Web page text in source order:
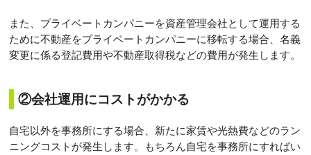
また、プライベートカンパニーを資産管理会社として運用する
ために不動産をプライベートカンパニーに移転する場合、名義
変更に係る登記費用や不動産取得税などの費用が発生します。
②会社運用にコストがかかる
自宅以外を事務所にする場合、新たに家賃や光熱費などのラン
ニングコストが発生します。もちろん自宅を事務所にすればい